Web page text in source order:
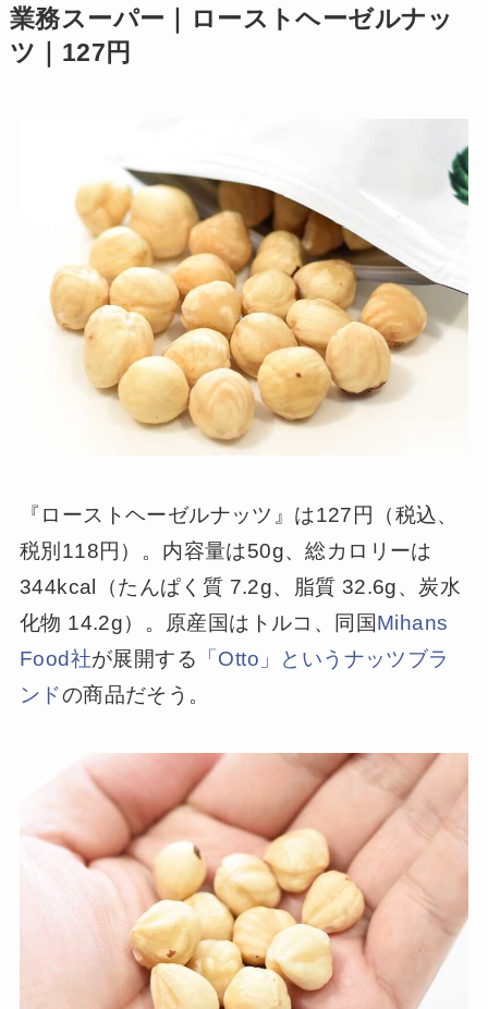
業務スーパー｜ローストヘーゼルナッ
ツ｜127円
『ローストヘーゼルナッツ』は127円（税込、
税別118円）。内容量は50g、総カロリーは
344kcal（たんぱく質 7.2g、脂質 32.6g、炭水
化物 14.2g）。原産国はトルコ、同国Mihans
Food社が展開する 「Otto」というナッツブラ
ンドの商品だそう。